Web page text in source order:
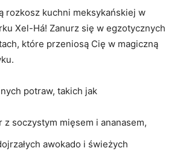
rozkosz kuchni meksykańskiej w
Xel-Há! Zanurz się w egzotycznych
które przeniosą Cię‍ w magiczną
potraw,‌ takich jak
z soczystym mięsem i ananasem,
awokado​ i świeżych